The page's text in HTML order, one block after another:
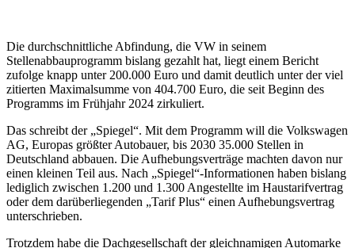
Die durchschnittliche Abfindung, die VW in seinem
Stellenabbauprogramm bislang gezahlt hat, liegt einem Bericht
zufolge knapp unter 200.000 Euro und damit deutlich unter der viel
zitierten Maximalsumme von 404.700 Euro, die seit Beginn des
Programms im Frühjahr 2024 zirkuliert.
Das schreibt der „Spiegel“. Mit dem Programm will die Volkswagen
AG, Europas größter Autobauer, bis 2030 35.000 Stellen in
Deutschland abbauen. Die Aufhebungsverträge machten davon nur
einen kleinen Teil aus. Nach „Spiegel“-Informationen haben bislang
lediglich zwischen 1.200 und 1.300 Angestellte im Haustarifvertrag
oder dem darüberliegenden „Tarif Plus“ einen Aufhebungsvertrag
unterschrieben.
Trotzdem habe die Dachgesellschaft der gleichnamigen Automarke